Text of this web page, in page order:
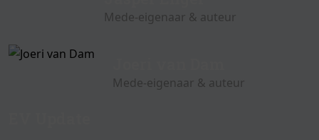
Mede-eigenaar & auteur
Mede-eigenaar & auteur